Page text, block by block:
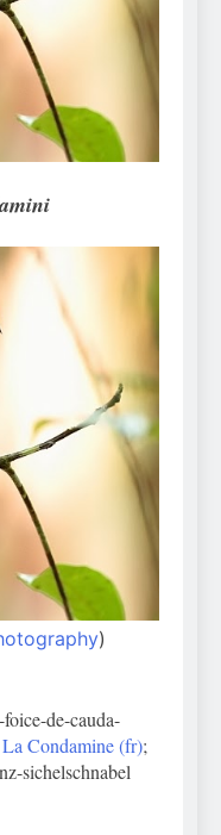
Fetch?
Them!
I Need to
)
de-cauda-
Condamine (fr);
sichelschnabel